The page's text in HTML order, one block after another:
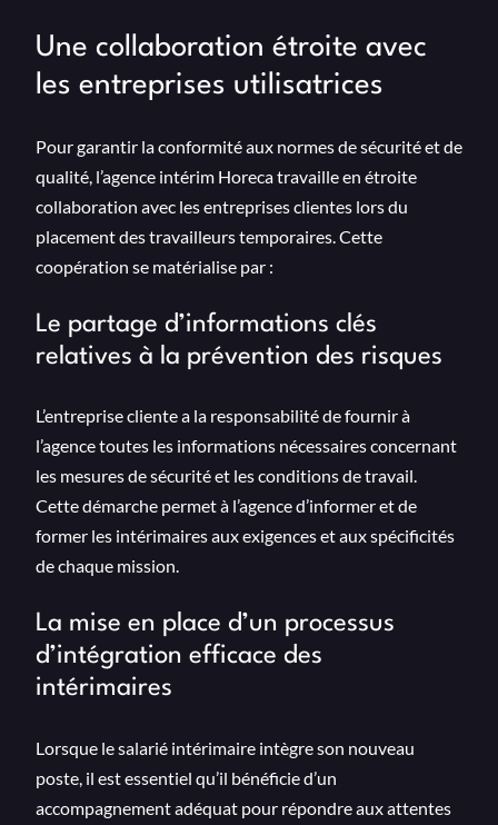
Une collaboration étroite avec
les entreprises utilisatrices
Pour garantir la conformité aux normes de sécurité et de
qualité, l’agence intérim Horeca travaille en étroite
collaboration avec les entreprises clientes lors du
placement des travailleurs temporaires. Cette
coopération se matérialise par :
Le partage d’informations clés
relatives à la prévention des risques
L’entreprise cliente a la responsabilité de fournir à
l’agence toutes les informations nécessaires concernant
les mesures de sécurité et les conditions de travail.
Cette démarche permet à l’agence d’informer et de
former les intérimaires aux exigences et aux spécificités
de chaque mission.
La mise en place d’un processus
d’intégration efficace des
intérimaires
Lorsque le salarié intérimaire intègre son nouveau
poste, il est essentiel qu’il bénéficie d’un
accompagnement adéquat pour répondre aux attentes